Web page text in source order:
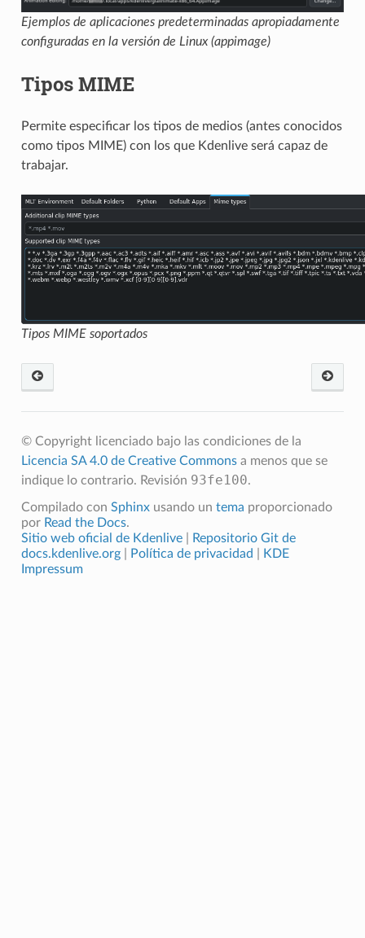
Ejemplos de aplicaciones predeterminadas apropiadamente
configuradas en la versión de Linux (appimage)
Tipos MIME
Permite especificar los tipos de medios (antes conocidos
como tipos MIME) con los que Kdenlive será capaz de
trabajar.
Tipos MIME soportados
© Copyright licenciado bajo las condiciones de la
Licencia SA 4.0 de Creative Commonsa menos que se
indique lo contrario. Revisión 93fe100.
Compilado con Sphinxusando un tema proporcionado
por Read the Docs.
Sitio web oficial de Kdenlive|
Repositorio Git de
docs.kdenlive.org
Política de privacidad
KDE
Impressum